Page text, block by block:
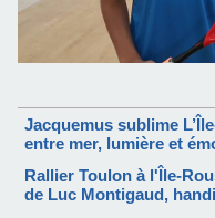
Jacquemus sublime
entre mer, lumière et
Rallier Toulon à l'Île-
de Luc Montigaud,